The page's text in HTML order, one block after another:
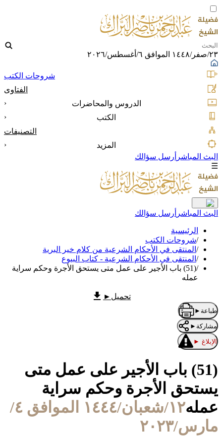
٢٣/صفر/١٤٤٨ الموافق ٦/أغسطس/٢٠٢٦
شروحات الكتب
الفتاوى
الدروس والمحاضرات
‹
الكتب
‹
التصنيفات
المزيد
‹
البث المباشر أرسل سؤالك
☰
البث المباشر أرسل سؤالك
الرئيسية
/شروحات الكتب
/ المنتقى في الأحكام الشرعية من كلام خير البرية
/ المنتقى في الأحكام الشرعية - كتاب البيوع
/
(51) باب الأجير على عمل متى يستحق الأجرة وحكم سراية
عمله
تحميل ►
طباعة ►
مشاركة ►
الإبلاغ ►
(51) باب الأجير على عمل متى
يستحق الأجرة وحكم سراية
عمله
١٢/شعبان/١٤٤٤ الموافق ٤/
مارس/٢٠٢٣